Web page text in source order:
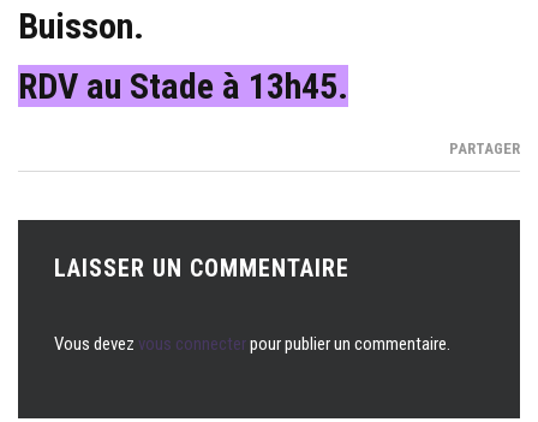
Buisson.
RDV au Stade à 13h45.
PARTAGER
LAISSER UN COMMENTAIRE
Vous devez vous connecterpour publier un commentaire.